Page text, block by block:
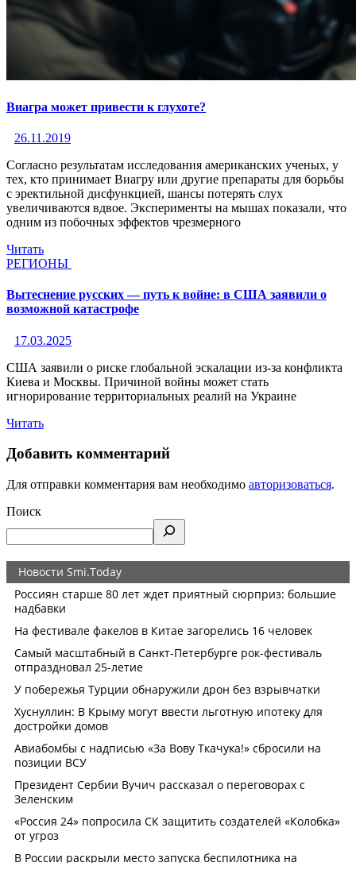
Виагра может привести к глухоте?
26.11.2019
Согласно результатам исследования американских ученых, у
тех, кто принимает Виагру или другие препараты для борьбы
с эректильной дисфункцией, шансы потерять слух
увеличиваются вдвое. Эксперименты на мышах показали, что
одним из побочных эффектов чрезмерного
Читать
РЕГИОНЫ
Вытеснение русских — путь к войне: в США заявили о
возможной катастрофе
17.03.2025
США заявили о риске глобальной эскалации из-за конфликта
Киева и Москвы. Причиной войны может стать
игнорирование территориальных реалий на Украине
Читать
Добавить комментарий
Для отправки комментария вам необходимо авторизоваться.
Поиск